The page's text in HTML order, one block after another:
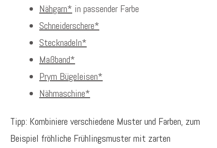
Nähgarn* in passender Farbe
Schneiderschere*
Stecknadeln*
Maßband*
Prym Bügeleisen*
Nähmaschine*
Tipp: Kombiniere verschiedene Muster und Farben, zum
Beispiel fröhliche Frühlingsmuster mit zarten